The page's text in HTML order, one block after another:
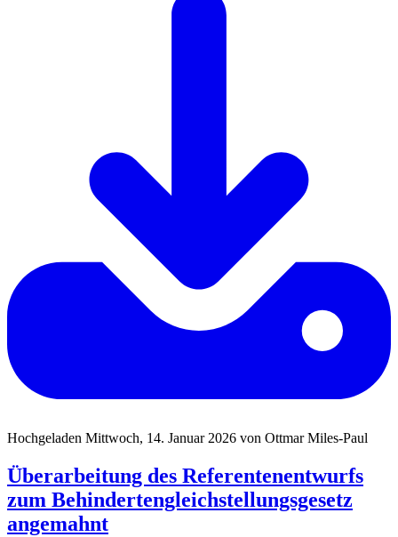
Hochgeladen Mittwoch, 14. Januar 2026 von Ottmar Miles-Paul
Überarbeitung des Referentenentwurfs
zum Behindertengleichstellungsgesetz
angemahnt